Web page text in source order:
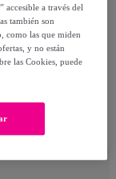
accesible a través del
también son
como las que miden
y no están
las Cookies, puede